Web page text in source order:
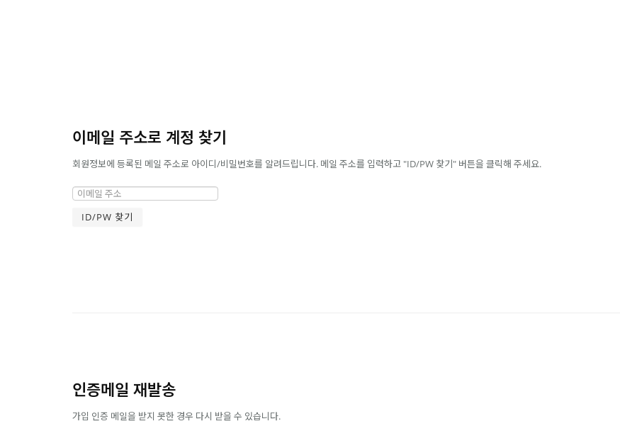
이메일 주소로 계정 찾기
회원정보에 등록된 메일 주소로 아이디/비밀번호를 알려드립니다. 메일 주소를 입력하고 "ID/PW 찾기" 버튼을 클릭해 주세요.
인증메일 재발송
가입 인증 메일을 받지 못한 경우 다시 받을 수 있습니다.